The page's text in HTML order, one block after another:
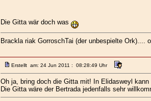
Die Gitta wär doch was
Brackla riak GorroschTai (der unbespielte Ork)....
Erstellt am: 24 Jun 2011 : 08:28:49 Uhr
Oh ja, bring doch die Gitta mit! In Elidasweyl
Die Gitta wäre der Bertrada jedenfalls sehr